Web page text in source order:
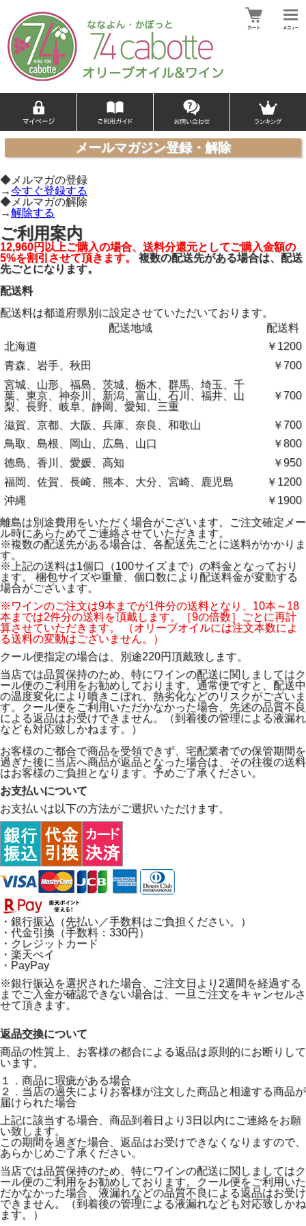
メールマガジン登録・解除
◆メルマガの登録
→今すぐ登録する
◆メルマガの解除
→解除する
ご利用案内
12,960円以上ご購入の場合、送料分還元としてご購入金額の
5%を割引させて頂きます。
複数の配送先がある場合は、配送
先ごとになります。
配送料
配送料は都道府県別に設定させていただいております。
配送地域
配送料
北海道
￥1200
青森、岩手、秋田
￥700
宮城、山形、福島、茨城、栃木、群馬、埼玉、千
葉、東京、神奈川、新潟、富山、石川、福井、山
梨、長野、岐阜、静岡、愛知、三重
￥700
滋賀、京都、大阪、兵庫、奈良、和歌山
￥700
鳥取、島根、岡山、広島、山口
￥800
徳島、香川、愛媛、高知
￥950
福岡、佐賀、長崎、熊本、大分、宮崎、鹿児島
￥1200
沖縄
￥1900
離島は別途費用をいただく場合がございます。ご注文確定メー
ル時にあらためてご連絡させていただきます。
※複数の配送先がある場合は、各配送先ごとに送料がかかりま
す。
※上記の送料は1個口（100サイズまで）の料金となっており
ます。 梱包サイズや重量、個口数により配送料金が変動する
場合がございます。
※ワインのご注文は9本までが1件分の送料となり、10本～18
本までは2件分の送料を頂戴します。［9の倍数］ごとに再計
算させていただきます。 （オリーブオイルには注文本数によ
る送料の変動はございません。）
クール便指定の場合は、別途220円頂戴致します。
当店では品質保持のため、特にワインの配送に関しましてはク
ール便のご利用をお勧めしております。通常便ですと、配送中
の温度変化により噴きこぼれ、熱劣化などのリスクがございま
す。クール便をご利用いただかなかった場合、先述の品質不良
による返品はお受けできません。（到着後の管理による液漏れ
なども対応致しかねます。）
お客様のご都合で商品を受領できず、宅配業者での保管期間を
過ぎた後に当店へ商品が返品となった場合は、その往復の送料
はお客様のご負担となります。予めご了承ください。
お支払いについて
お支払いは以下の方法がご選択いただけます。
・銀行振込（先払い／手数料はご負担ください。）
・代金引換（手数料：330円）
・クレジットカード
・楽天ぺイ
・PayPay
※銀行振込を選択された場合、ご注文日より2週間を経過する
までご入金が確認できない場合は、一旦ご注文をキャンセルさ
せて頂きます。
返品交換について
商品の性質上、お客様の都合による返品は原則的にお断りして
います。
１．商品に瑕疵がある場合
２．当店の過失によりお客様が注文した商品と相違する商品が
届けられた場合
上記に該当する場合、商品到着日より3日以内にご連絡をお願
い致します。
この期間を過ぎた場合、返品はお受けできなくなりますので、
あらかじめご了承ください。
当店では品質保持のため、特にワインの配送に関しましてはク
ール便のご利用をお勧めしております。クール便をご利用いた
だかなかった場合、液漏れなどの品質不良による返品はお受け
できません。（到着後の管理による液漏れなども対応致しかね
ます。）